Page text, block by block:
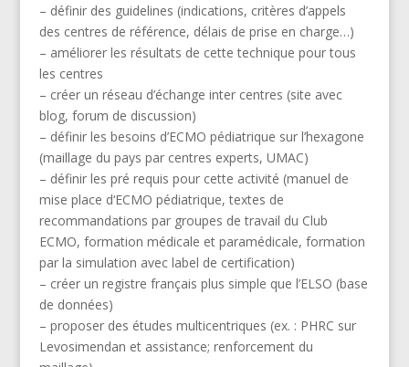
– définir des guidelines (indications, critères d’appels
des centres de référence, délais de prise en charge…)
– améliorer les résultats de cette technique pour tous
les centres
– créer un réseau d’échange inter centres (site avec
blog, forum de discussion)
– définir les besoins d’ECMO pédiatrique sur l’hexagone
(maillage du pays par centres experts, UMAC)
– définir les pré requis pour cette activité (manuel de
mise place d‘ECMO pédiatrique, textes de
recommandations par groupes de travail du Club
ECMO, formation médicale et paramédicale, formation
par la simulation avec label de certification)
– créer un registre français plus simple que l’ELSO (base
de données)
– proposer des études multicentriques (ex. : PHRC sur
Levosimendan et assistance; renforcement du